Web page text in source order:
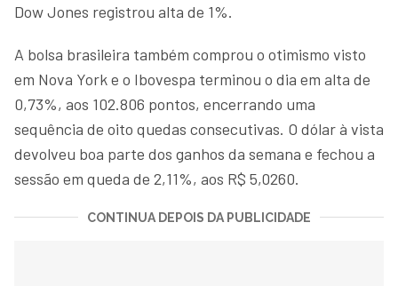
Dow Jones registrou alta de 1%.
A bolsa brasileira também comprou o otimismo visto
em Nova York e o Ibovespa terminou o dia em alta de
0,73%, aos 102.806 pontos, encerrando uma
sequência de oito quedas consecutivas. O dólar à vista
devolveu boa parte dos ganhos da semana e fechou a
sessão em queda de 2,11%, aos R$ 5,0260.
CONTINUA DEPOIS DA PUBLICIDADE